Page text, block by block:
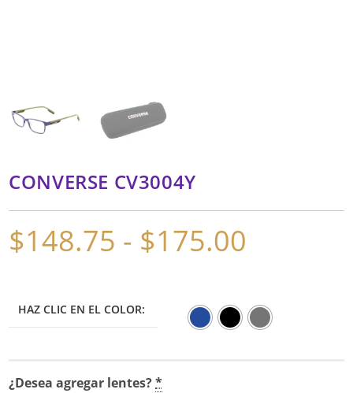
CONVERSE CV3004Y
$148.75 - $175.00
HAZ CLIC EN EL COLOR:
¿Desea agregar lentes?*